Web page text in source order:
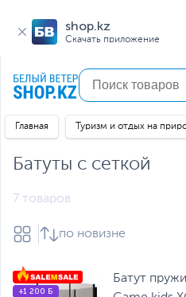
shop.kz
Скачать приложение
Главная Туризм и отдых на
Батуты с сеткой
7 товаров
по новизне
+1 200 Б
Батут